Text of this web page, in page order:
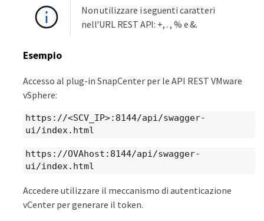
Non utilizzare i seguenti caratteri
nell'URL REST API: +, . , % e &.
Esempio
Accesso al plug-in SnapCenter per le API REST VMware
vSphere:
https://<SCV_IP>:8144/api/swagger-
ui/index.html
https://OVAhost:8144/api/swagger-
ui/index.html
Accedere utilizzare il meccanismo di autenticazione
vCenter per generare il token.